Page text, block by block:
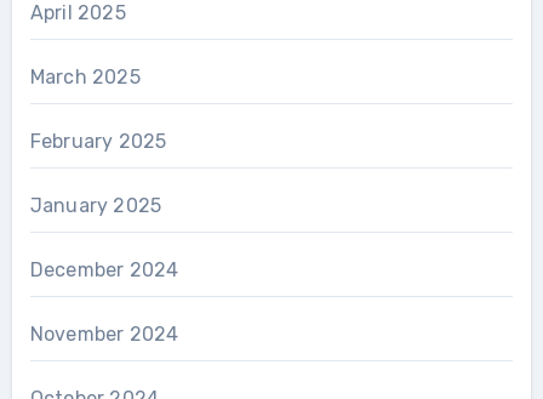
April 2025
March 2025
February 2025
January 2025
December 2024
November 2024